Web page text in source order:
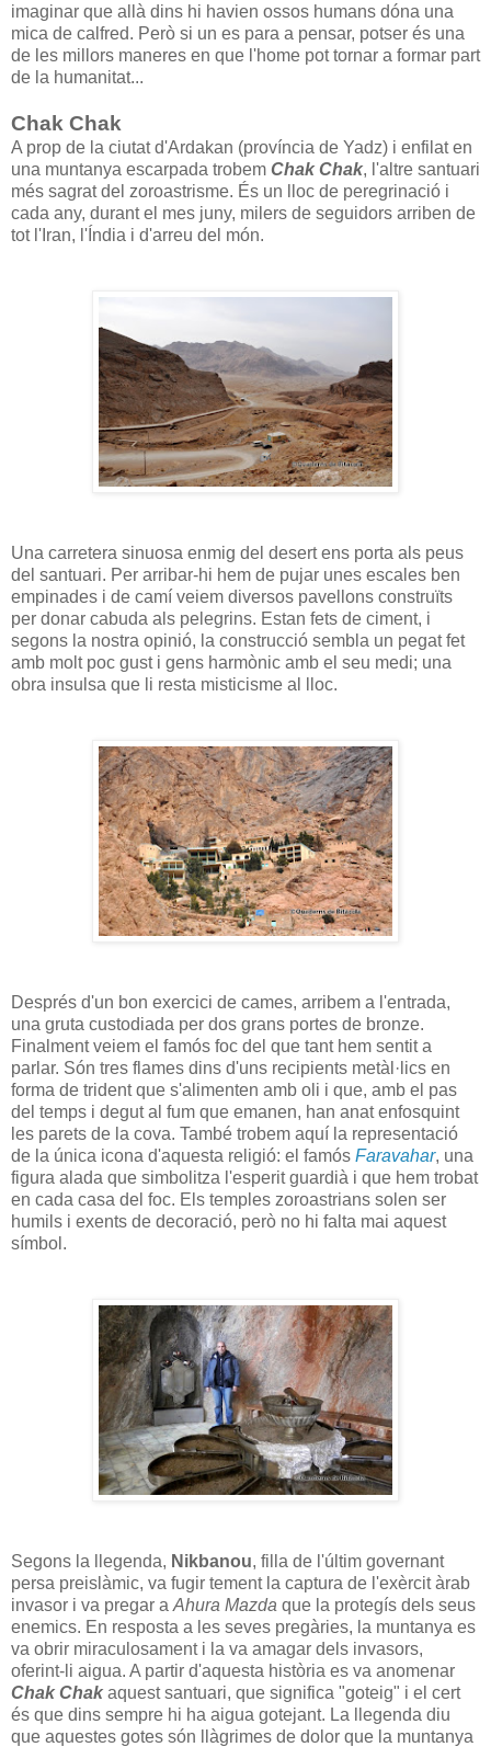
imaginar que allà dins hi havien ossos humans dóna una
mica de calfred. Però si un es para a pensar, potser és una
de les millors maneres en que l'home pot tornar a formar part
de la humanitat...
Chak Chak
A prop de la ciutat d'Ardakan (província de Yadz) i enfilat en
una muntanya escarpada trobem Chak Chak, l'altre santuari
més sagrat del zoroastrisme. És un lloc de peregrinació i
cada any, durant el mes juny, milers de seguidors arriben de
tot l'Iran, l'Índia i d'arreu del món.
Una carretera sinuosa enmig del desert ens porta als peus
del santuari. Per arribar-hi hem de pujar unes escales ben
empinades i de camí veiem diversos pavellons construïts
per donar cabuda als pelegrins. Estan fets de ciment, i
segons la nostra opinió, la construcció sembla un pegat fet
amb molt poc gust i gens harmònic amb el seu medi; una
obra insulsa que li resta misticisme al lloc.
Després d'un bon exercici de cames, arribem a l'entrada,
una gruta custodiada per dos grans portes de bronze.
Finalment veiem el famós foc del que tant hem sentit a
parlar. Són tres flames dins d'uns recipients metàl·lics en
forma de trident que s'alimenten amb oli i que, amb el pas
del temps i degut al fum que emanen, han anat enfosquint
les parets de la cova. També trobem aquí la representació
de la única icona d'aquesta religió: el famós Faravahar, una
figura alada que simbolitza l'esperit guardià i que hem trobat
en cada casa del foc. Els temples zoroastrians solen ser
humils i exents de decoració, però no hi falta mai aquest
símbol.
Segons la llegenda, Nikbanou, filla de l'últim governant
persa preislàmic, va fugir tement la captura de l'exèrcit àrab
invasor i va pregar a Ahura Mazda que la protegís dels seus
enemics. En resposta a les seves pregàries, la muntanya es
va obrir miraculosament i la va amagar dels invasors,
oferint-li aigua. A partir d'aquesta història es va anomenar
Chak Chak aquest santuari, que significa "goteig" i el cert
és que dins sempre hi ha aigua gotejant. La llegenda diu
que aquestes gotes són llàgrimes de dolor que la muntanya